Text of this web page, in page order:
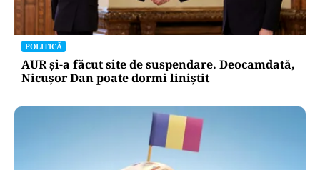
POLITICĂ
AUR și-a făcut site de suspendare. Deocamdată,
Nicușor Dan poate dormi liniștit